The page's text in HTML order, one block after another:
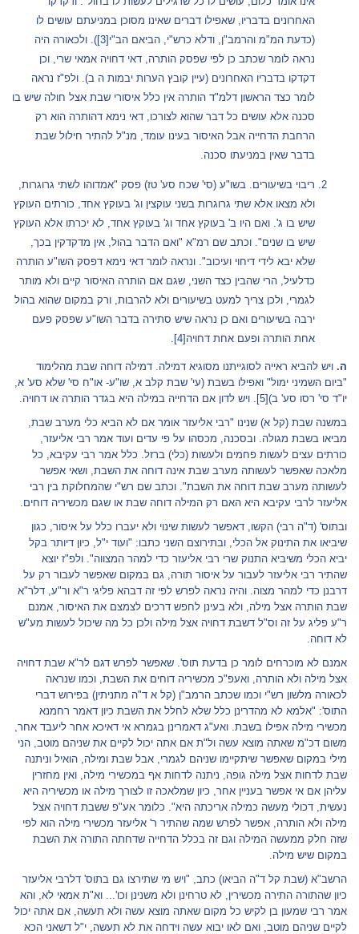
האחרונים בדבריו, שאפילו דברים שאינו מסוכן במניעתם עושים לו
(כדעת המ"מ והרמב"ן, ודלא כרש"י, הביאם הב"י [3]
). ולכאורה היה
נראה לומר שכתב כן לפי שפסק הותרה, דאי דחויה אמאי שרי, וכן
דקדקו בדבריו האחרונים (עיין קובץ הערות יבמות ה ב). ולפ"ז נראה
לומר כצד הראשון דלמ"ד הותרה אין כלל איסורי שבת אצל חולה שיש בו
סכנה אלא עושים כל דבר שהוא לצורכו, דאי נימא דהותרה הוא רק
הרחבת הדחייה אבל האיסור בעינו עומד, מנ"ל להתיר חילול שבת
בדבר שאין במניעתו סכנה.
ריבוי בשיעורים. בשו"ע (סי' שכח סע' טז) פסק "אמדוהו לשתי גרוגרות,
ולא מצאו אלא שתי גרוגרות בשני עוקצין וג' בעוקץ אחד, כורתים העוקץ
שיש בו ג'. ואם היו ב' בעוקץ אחד וג' בעוקץ אחד, לא יכרתו אלא העוקץ
שיש בו שנים". וכתב שם רמ"א "ואם הדבר בהול, אין מדקדקין בכך,
שלא יבא לידי דיחוי ועיכוב". ונראה לומר דאי נימא דפסק השו"ע הותרה
כדלעיל, הרי שהבין כצד השני, שגם אם הותרה האיסור קיים ולא מותר
לגמרי, ולכן צריך למעט בשיעורים ולא להרבות, ורק במקום שהוא בהול
ירבה בשיעורים ואם כן נראה שיש סתירה בדבר השו"ע שפסק פעם
אחת הותרה ופעם אחת דחויה [4]
.
ה. ויש להביא ראייה לסוגייתנו מסוגיא דמילה. דמילה דוחה שבת מהלימוד
"ביום השמיני ימול" ואפילו בשבת (עי' שבת קלב א, שו"ע- או"ח סי' שלא סע' א,
יו"ד סי' רסו סע' ב)[5]
. ויש לדון אם הדחייה במילה היא בגדר הותרה או דחויה.
במשנה שבת (קל א) שנינו "רבי אליעזר אומר אם לא הביא כלי מערב שבת,
מביאו בשבת מגולה. ובסכנה, מכסהו על פי עדים ועוד אמר רבי אליעזר,
כורתים עצים לעשות פחמים ולעשות (כלי) ברזל. כלל אמר רבי עקיבא, כל
מלאכה שאפשר לעשותה מערב שבת אינה דוחה את השבת, ושאי אפשר
לעשותה מערב שבת דוחה את השבת". וכתב שם רש"י שהמחלוקת בין רבי
אליעזר לרבי עקיבא היא האם רק המילה דוחה שבת או שגם מכשיריה דוחים.
ובתוס' (ד"ה רבי) הקשו, דאפשר לעשות שינוי ולא יעברו כלל על איסור, כגון
שיביאו את התינוק אל הכלי, ובתירוצם השני כתבו: "ועוד י"ל, כיון דיותר בקל
יביא הכלי משיביא התנוק שרי רבי אליעזר כדי למהר המצווה". ולפ"ז יוצא
שהתיר רבי אליעזר לעבור על איסור תורה, גם במקום שאפשר לעבור רק על
דרבנן כדי למהר מצוה. והיה נראה לפרש לפי זה דבהא פליגי ר"א ור"ע, דלר"א
שבת הותרה אצל מילה, ולא בעינן לחפש דרכים לצמצם את האיסור, אמנם
ר"ע פליג על זה וס"ל דשבת דחויה אצל מילה ולכן כל מה שיכול לעשות מע"ש
לא דוחה.
אמנם לא מוכרחים לומר כן בדעת תוס'. שאפשר לפרש דגם לר"א שבת דחויה
אצל מילה ולא הותרה, ואעפ"כ מכשיריה דוחים את השבת, וכמו שנראה
לכאורה מלשון רש"י וכמו שכתב הרמב"ן (קל א ד"ה מתניתין) בפירוש דברי
התוס': "אלמא לא מהדרינן כלל שלא לחלל את השבת כיון דאמר רחמנא
מכשירי מילה אפילו בשבת. ואע"ג דאמרינן בגמרא אי דאיכא אחר ליעבד אחר,
משום דכ"מ שאתה מוצא עשה ול"ת אם אתה יכול לקיים את שניהם מוטב, הני
מילי במקום שאפשר שיתקיימו שניהם לגמרי, אבל שבת ומילה, הואיל וניתנה
שבת לדחות אצל מילה גופה, ניתנה לדחות אף במכשירי מילה, ואין מחזרין
עליהן אם אי אפשר בעניין אחר, כיון שמלאכה זו לצורך מילה או מכשיריה היא
נעשית, דכולי מעשה כמילה אריכתה היא". כלומר אע"פ ששבת דחויה אצל
מילה ולא הותרה, אפשר לפרש שמה שהתיר ר' אליעזר מכשירי מילה הוא לפי
שזה חלק ממעשה המילה וגם זה בכלל הדחייה שדחתה התורה את השבת
במקום שיש מילה.
הרשב"א (שבת קל ד"ה הביאו) כתב, "ויש מי שתירצו גם בתוס' דלרבי אליעזר
כיון שהתורה התירה מכשירין, לא טרחינן ולא משנינן וכו'... וא"ת אמאי לא, והא
אמר רבי שמעון בן לקיש כל מקום שאתה מוצא עשה ולא תעשה, אם אתה יכול
לקיים שניהם מוטב, ואם לאו יבוא עשה וידחה את לא תעשה, י"ל דשאני הכא